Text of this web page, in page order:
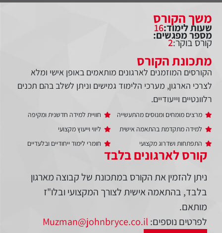
קורס לארגונים בלבד
ניתן להזמין את הקורס במתכונת של קבוצה מארגון
בלבד, בהתאמה אישית לצורך המקצועי ובלו"ז
מותאם.
לפרטים נוספים: Muzman@johnbryce.co.il
משך הקורס
שעות לימוד:16
מספר מפגשים:
קורס בוקר:2
מתכונת הקורס
הקורסים המוזמנים לארגונים מותאמים באופן אישי ומלא
לצרכי הארגון, מערכי הלימוד גמישים וניתן לשלב בהם תכנים
רלוונטיים וייעודיים.
מרצים מומחים ומנוסים מהתעשייה
למידה מתקדמת בהתאמה אישית
התפתחות ושדרוג מקצועי
חוויית למידה חדשנית ומקיפה
ליווי וייעוץ מקצועי
חומרי לימוד ייחודיים ובלעדיים